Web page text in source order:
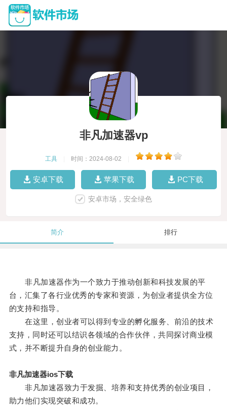
非凡加速器vp
工具 时间：2024-08-02
安卓下载 苹果下载 PC下载
安卓市场，安全绿色
简介 排行
非凡加速器作为一个致力于推动创新和科技发展的平
台，汇集了各行业优秀的专家和资源，为创业者提供全方位
的支持和指导。
在这里，创业者可以得到专业的孵化服务、前沿的技术
支持，同时还可以结识各领域的合作伙伴，共同探讨商业模
式，并不断提升自身的创业能力。
非凡加速器ios下载
非凡加速器致力于发掘、培养和支持优秀的创业项目，
助力他们实现突破和成功。